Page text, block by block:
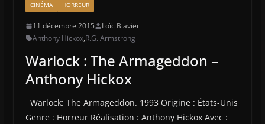
CINÉMA HORREUR
11 décembre 2015
Loïc Blavier
Anthony Hickox,R.G. Armstrong
Warlock : The Armageddon –
Anthony Hickox
Warlock: The Armageddon. 1993 Origine : États-Unis
Genre : Horreur Réalisation : Anthony Hickox Avec :